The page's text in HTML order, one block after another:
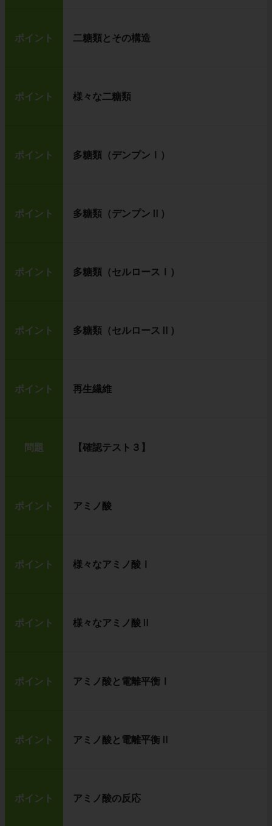
ポイント 二糖類とその構造
ポイント 様々な二糖類
ポイント 多糖類（デンプンⅠ）
ポイント 多糖類（デンプンⅡ）
ポイント 多糖類（セルロースⅠ）
ポイント 多糖類（セルロースⅡ）
ポイント 再生繊維
問題 【確認テスト３】
ポイント アミノ酸
ポイント 様々なアミノ酸Ⅰ
ポイント 様々なアミノ酸Ⅱ
ポイント アミノ酸と電離平衡Ⅰ
ポイント アミノ酸と電離平衡Ⅱ
ポイント アミノ酸の反応